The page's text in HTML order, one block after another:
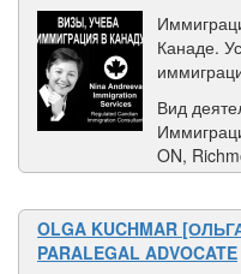
Канаде.
Вид
ON,
OLGA KUCHMAR
PARALEGAL ADVOCATE